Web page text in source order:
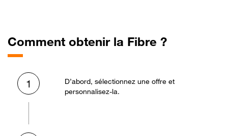
Comment obtenir la Fibre ?
1
D’abord, sélectionnez une offre et
personnalisez-la.